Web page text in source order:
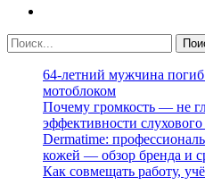
64-летний мужчина
мотоблоком
Почему громкость — не
эффективности слухового
Dermatime:
кожей — обзор бренда и
Как совмещать работу,